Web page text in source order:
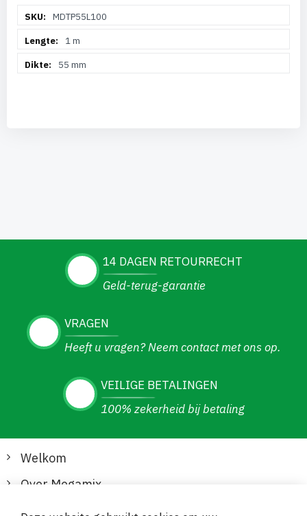
informatieMDTP55L100
1 m
55 mm
14 DAGEN RETOURRECHT
Geld-terug-garantie
VRAGEN
Heeft u vragen? Neem contact met ons op.
VEILIGE BETALINGEN
100% zekerheid bij betaling
Welkom
Over Megamix
Informatie